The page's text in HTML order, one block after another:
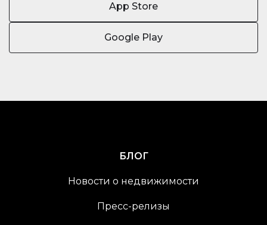
App Store
Google Play
БЛОГ
Новости о недвижимости
Пресс-релизы